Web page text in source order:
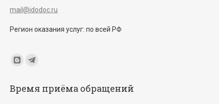
mail@idodoc.ru
Регион оказания услуг: по всей РФ
Find us on:
Blogger
opens
Telegram
opens
Время приёма обращений